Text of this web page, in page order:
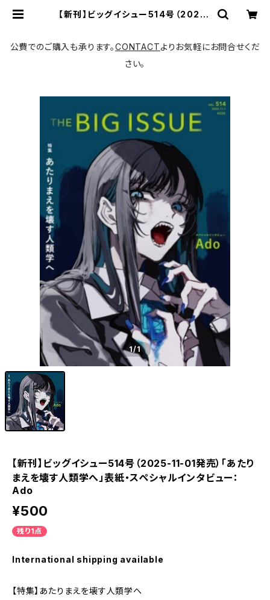
【新刊】ビッグイシュー514号（2025-
o | 書肆猫に縁側
公費でのご購入も承ります。CONTACTよりお気軽にお問合せくだ
さい。
1/1
【新刊】ビッグイシュー514号（2025-11-01発売）「あたり
まえを壊す人類学へ」表紙・スペシャルインタビュー：
Ado
¥500
残り1点
International shipping available
【特集】あたりまえを壊す人類学へ